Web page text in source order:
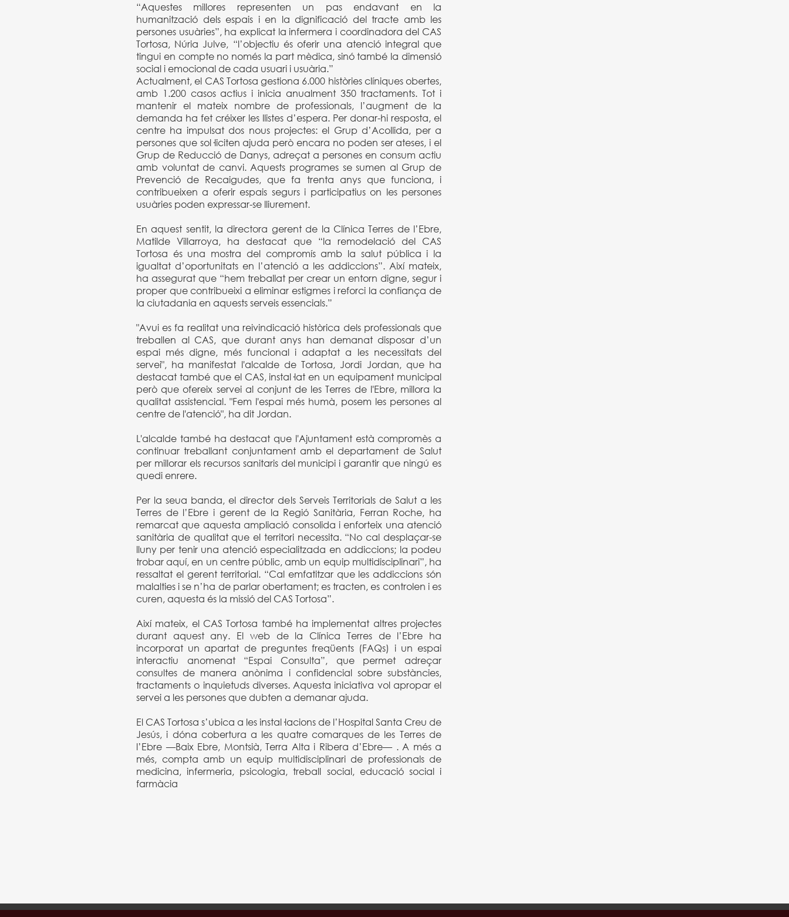
“Aquestes millores representen un pas endavant en la
humanització dels espais i en la dignificació del tracte amb les
persones usuàries”, ha explicat la infermera i coordinadora del CAS
Tortosa, Núria Julve, “l’objectiu és oferir una atenció integral que
tingui en compte no només la part mèdica, sinó també la dimensió
social i emocional de cada usuari i usuària.”
Actualment, el CAS Tortosa gestiona 6.000 històries clíniques obertes,
amb 1.200 casos actius i inicia anualment 350 tractaments. Tot i
mantenir el mateix nombre de professionals, l’augment de la
demanda ha fet créixer les llistes d’espera. Per donar-hi resposta, el
centre ha impulsat dos nous projectes: el Grup d’Acollida, per a
persones que sol·liciten ajuda però encara no poden ser ateses, i el
Grup de Reducció de Danys, adreçat a persones en consum actiu
amb voluntat de canvi. Aquests programes se sumen al Grup de
Prevenció de Recaigudes, que fa trenta anys que funciona, i
contribueixen a oferir espais segurs i participatius on les persones
usuàries poden expressar-se lliurement.
En aquest sentit, la directora gerent de la Clínica Terres de l’Ebre,
Matilde Villarroya, ha destacat que “la remodelació del CAS
Tortosa és una mostra del compromís amb la salut pública i la
igualtat d’oportunitats en l’atenció a les addiccions”. Així mateix,
ha assegurat que “hem treballat per crear un entorn digne, segur i
proper que contribueixi a eliminar estigmes i reforci la confiança de
la ciutadania en aquests serveis essencials.”
"Avui es fa realitat una reivindicació històrica dels professionals que
treballen al CAS, que durant anys han demanat disposar d’un
espai més digne, més funcional i adaptat a les necessitats del
servei", ha manifestat l'alcalde de Tortosa, Jordi Jordan, que ha
destacat també que el CAS, instal·lat en un equipament municipal
però que ofereix servei al conjunt de les Terres de l'Ebre, millora la
qualitat assistencial. "Fem l'espai més humà, posem les persones al
centre de l'atenció", ha dit Jordan.
L'alcalde també ha destacat que l'Ajuntament està compromès a
continuar treballant conjuntament amb el departament de Salut
per millorar els recursos sanitaris del municipi i garantir que ningú es
quedi enrere.
Per la seua banda, el director dels Serveis Territorials de Salut a les
Terres de l’Ebre i gerent de la Regió Sanitària, Ferran Roche, ha
remarcat que aquesta ampliació consolida i enforteix una atenció
sanitària de qualitat que el territori necessita. “No cal desplaçar-se
lluny per tenir una atenció especialitzada en addiccions; la podeu
trobar aquí, en un centre públic, amb un equip multidisciplinari”, ha
ressaltat el gerent territorial. “Cal emfatitzar que les addiccions són
malalties i se n’ha de parlar obertament; es tracten, es controlen i es
curen, aquesta és la missió del CAS Tortosa”.
Així mateix, el CAS Tortosa també ha implementat altres projectes
durant aquest any. El web de la Clínica Terres de l’Ebre ha
incorporat un apartat de preguntes freqüents (FAQs) i un espai
interactiu anomenat “Espai Consulta”, que permet adreçar
consultes de manera anònima i confidencial sobre substàncies,
tractaments o inquietuds diverses. Aquesta iniciativa vol apropar el
servei a les persones que dubten a demanar ajuda.
El CAS Tortosa s’ubica a les instal·lacions de l’Hospital Santa Creu de
Jesús, i dóna cobertura a les quatre comarques de les Terres de
l’Ebre —Baix Ebre, Montsià, Terra Alta i Ribera d’Ebre— . A més a
més, compta amb un equip multidisciplinari de professionals de
medicina, infermeria, psicologia, treball social, educació social i
farmàcia